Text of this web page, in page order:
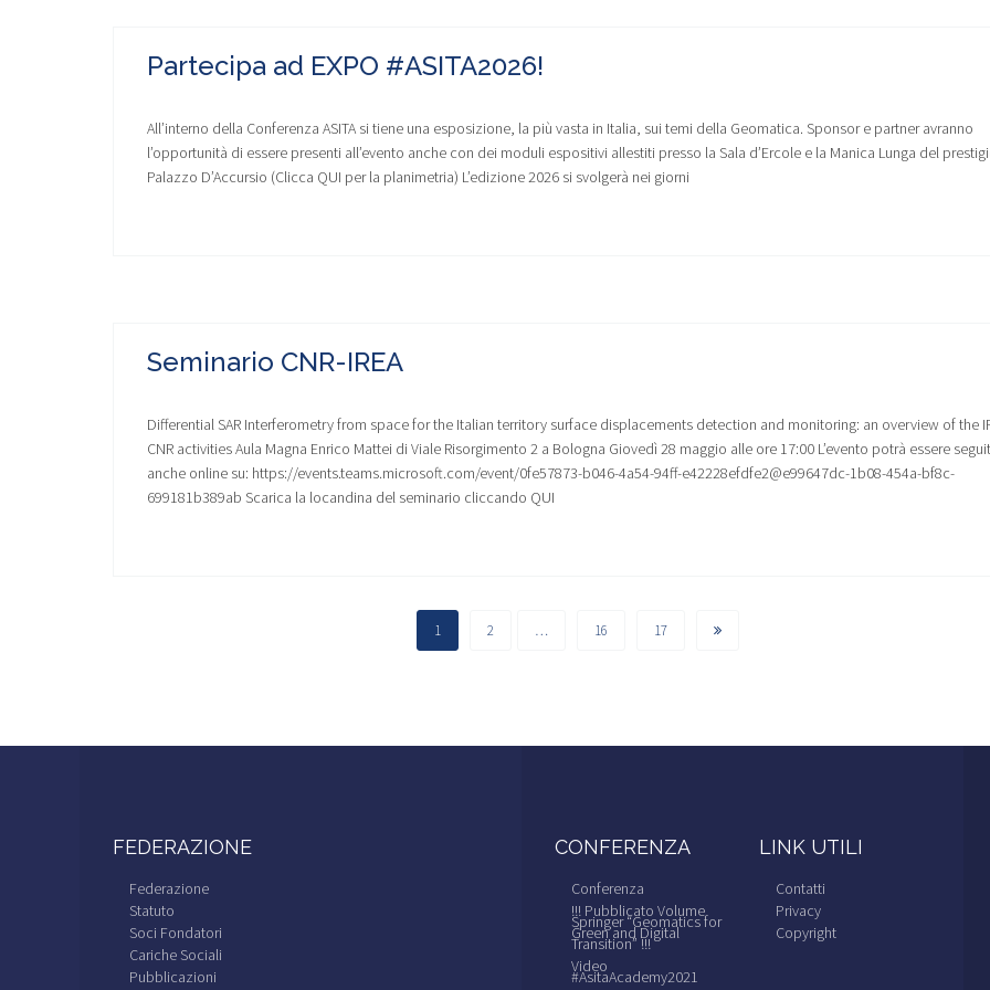
Partecipa ad EXPO #ASITA2026!
All’interno della Conferenza ASITA si tiene una esposizione, la più vasta in Italia, sui temi della Geomatica. Sponsor e partner avranno
l’opportunità di essere presenti all’evento anche con dei moduli espositivi allestiti presso la Sala d’Ercole e la Manica Lunga del
Palazzo D’Accursio (Clicca QUI per la planimetria) L’edizione 2026 si svolgerà nei giorni
Seminario CNR-IREA
Differential SAR Interferometry from space for the Italian territory surface displacements detection and monitoring: an overview of the
CNR activities Aula Magna Enrico Mattei di Viale Risorgimento 2 a Bologna Giovedì 28 maggio alle ore 17:00 L’evento potrà essere
anche online su: https://events.teams.microsoft.com/event/0fe57873-b046-4a54-94ff-e42228efdfe2@e99647dc-1b08-454a-bf8c-
699181b389ab Scarica la locandina del seminario cliccando QUI
1 2 … 16 17
FEDERAZIONE
Federazione
Statuto
Soci Fondatori
Cariche Sociali
Pubblicazioni
CONFERENZA
Conferenza
!!! Pubblicato Volume
Springer “Geomatics for
Green and Digital
Transition” !!!
Video
#AsitaAcademy2021
LINK UTILI
Contatti
Privacy
Copyright